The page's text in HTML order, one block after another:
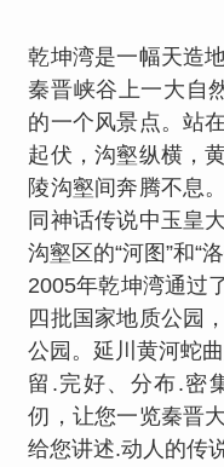
乾坤湾是一幅天造
秦晋峡谷上一大自
的一个风景点。站
起伏，沟壑纵横，
陵沟壑间奔腾不息
同神话传说中玉皇
沟壑区的“河图”和“洛
2005年乾坤湾通过
四批国家地质公园
公园。延川黄河蛇
留.完好、分布.密
仞，让您一览秦晋
给您讲述.动人的传